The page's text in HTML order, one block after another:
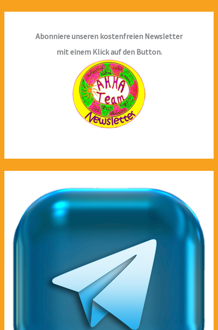
Abonniere unseren kostenfreien Newsletter
mit einem Klick auf den Button.